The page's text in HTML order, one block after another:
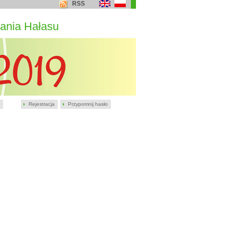
Rejestracja Przypomnij hasło
RSS
Hałasu